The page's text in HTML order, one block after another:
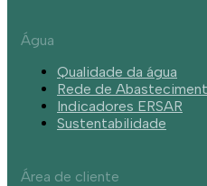
Água
Qualidade da água
Rede de
Indicadores ERSAR
Sustentabilidade
Área de cliente